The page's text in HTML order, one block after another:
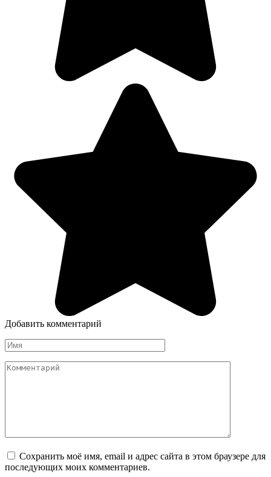
Добавить комментарий
Имя
Комментарий
Сохранить моё имя, email и адрес сайта в этом браузере для
последующих моих комментариев.